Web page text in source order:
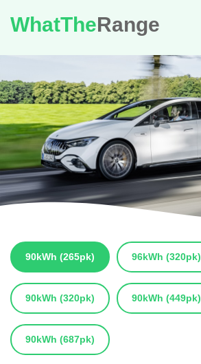
WhatTheRange
90kWh (265pk) 96kWh (320pk)
90kWh (320pk) 90kWh (449pk)
90kWh (687pk)